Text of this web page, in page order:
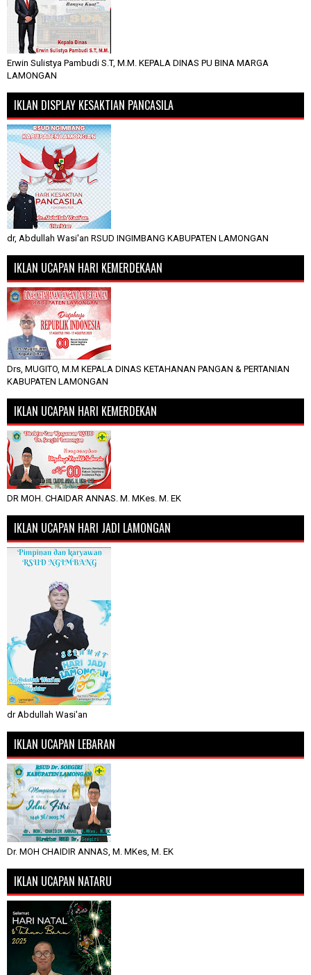
Erwin Sulistya Pambudi S.T, M.M. KEPALA DINAS PU BINA MARGA
LAMONGAN
IKLAN DISPLAY KESAKTIAN PANCASILA
dr, Abdullah Wasi'an RSUD INGIMBANG KABUPATEN LAMONGAN
IKLAN UCAPAN HARI KEMERDEKAAN
Drs, MUGITO, M.M KEPALA DINAS KETAHANAN PANGAN & PERTANIAN
KABUPATEN LAMONGAN
IKLAN UCAPAN HARI KEMERDEKAN
DR MOH. CHAIDAR ANNAS. M. MKes. M. EK
IKLAN UCAPAN HARI JADI LAMONGAN
dr Abdullah Wasi'an
IKLAN UCAPAN LEBARAN
Dr. MOH CHAIDIR ANNAS, M. MKes, M. EK
IKLAN UCAPAN NATARU